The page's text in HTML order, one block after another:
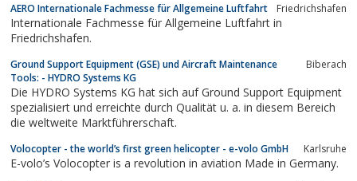
AERO Internationale Fachmesse für Allgemeine Luftfahrt Friedrichshafen
Internationale Fachmesse für Allgemeine Luftfahrt in
Friedrichshafen.
Ground Support Equipment (GSE) und Aircraft Maintenance
Tools: - HYDRO Systems KG
Biberach
Die HYDRO Systems KG hat sich auf Ground Support Equipment
spezialisiert und erreichte durch Qualität u. a. in diesem Bereich
die weltweite Marktführerschaft.
Volocopter - the world’s first green helicopter - e-volo GmbH Karlsruhe
E-volo’s Volocopter is a revolution in aviation Made in Germany.